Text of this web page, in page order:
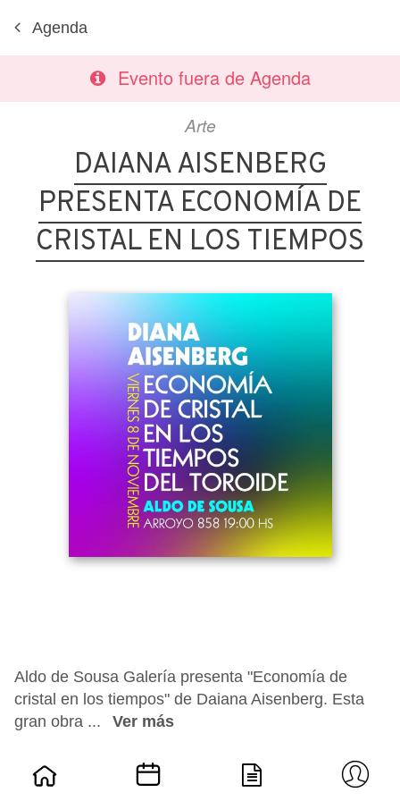
Agenda
Evento fuera de Agenda
Arte
DAIANA AISENBERG
PRESENTA ECONOMÍA DE
CRISTAL EN LOS TIEMPOS
Aldo de Sousa Galería presenta "Economía de
cristal en los tiempos" de Daiana Aisenberg. Esta
gran obra ...
Ver más